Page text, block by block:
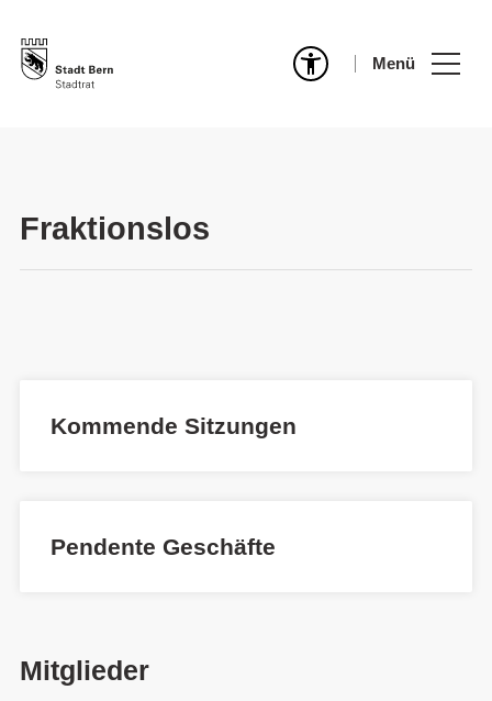
Menü
Fraktionslos
Kommende Sitzungen
Pendente Geschäfte
Mitglieder